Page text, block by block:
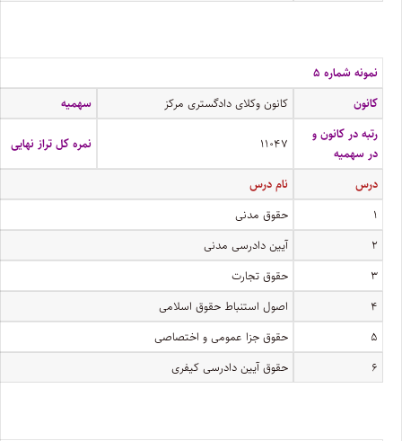
نمونه شماره ۵
کانون
کانون وکلای دادگستری مرکز
سهمیه
رتبه در کانون و
در سهمیه
۱۱۰۴۷ نمره کل تراز نهایی
درس
نام درس
۱
حقوق مدنی
۲
آیین دادرسی مدنی
۳
حقوق تجارت
۴
اصول استنباط حقوق اسلامی
۵
حقوق جزا عمومی و اختصاصی
۶
حقوق آیین دادرسی کیفری